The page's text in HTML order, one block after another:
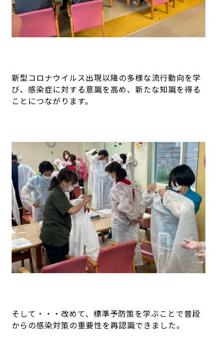
新型コロナウイルス出現以降の多様な流行動向を学
び、感染症に対する意識を高め、新たな知識を得る
ことにつながります。
そして・・・改めて、標準予防策を学ぶことで普段
からの感染対策の重要性を再認識できました。